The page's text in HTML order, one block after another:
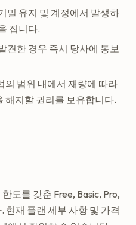
밀 유지 및 계정에서 발생하
집니다.
견한 경우 즉시 당사에 통보
의 범위 내에서 재량에 따라
해지할 권리를 보유합니다.
도를 갖춘 Free, Basic, Pro,
현재 플랜 세부 사항 및 가격